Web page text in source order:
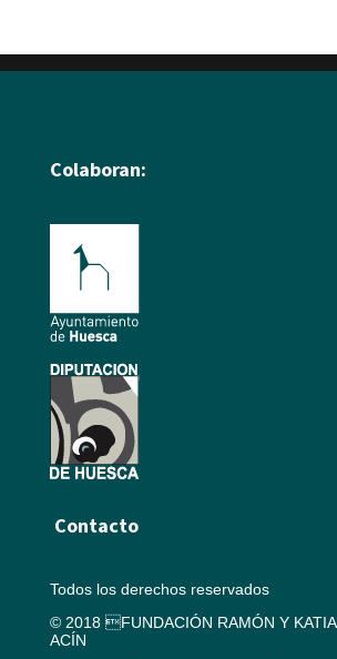
Colaboran:
Contacto
Todos los derechos reservados
© 2018 FUNDACIÓN RAMÓN Y KATIA
ACÍN